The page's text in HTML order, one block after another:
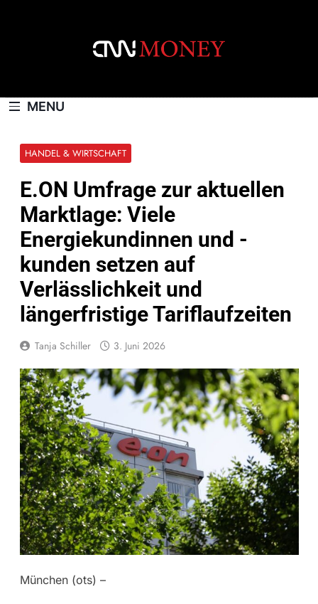
MENU
HANDEL & WIRTSCHAFT
E.ON Umfrage zur aktuellen
Marktlage: Viele
Energiekundinnen und -
kunden setzen auf
Verlässlichkeit und
längerfristige Tariflaufzeiten
Tanja Schiller 3. Juni 2026
München (ots) –